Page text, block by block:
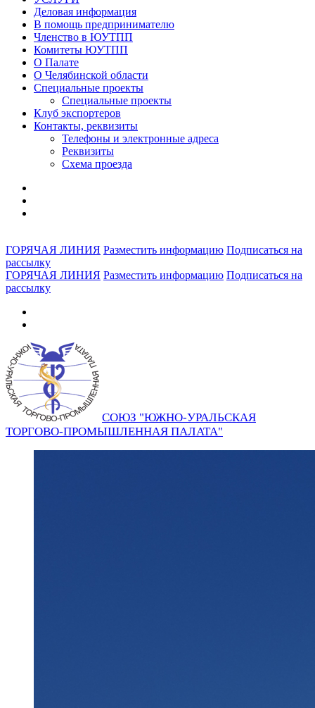
Деловая информация
В помощь предпринимателю
Членство в ЮУТПП
Комитеты ЮУТПП
О Палате
О Челябинской области
Специальные проекты
Специальные проекты
Клуб экспортеров
Контакты, реквизиты
Телефоны и электронные адреса
Реквизиты
Схема проезда
ГОРЯЧАЯ ЛИНИЯ Разместить информацию Подписаться на
рассылку
ГОРЯЧАЯ ЛИНИЯ Разместить информацию Подписаться на
рассылку
СОЮЗ "ЮЖНО-УРАЛЬСКАЯ
ТОРГОВО-ПРОМЫШЛЕННАЯ ПАЛАТА"